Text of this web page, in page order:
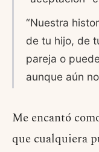
“Nuestra
de tu hijo, de
pareja o
aunque aún
Me encantó
que cualquiera